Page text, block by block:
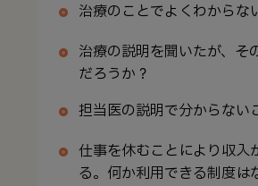
治療のことでよくわからな
治療の説明を聞いたが、そ
だろうか？
担当医の説明で分からない
仕事を休むことにより収入
る。何か利用できる制度は